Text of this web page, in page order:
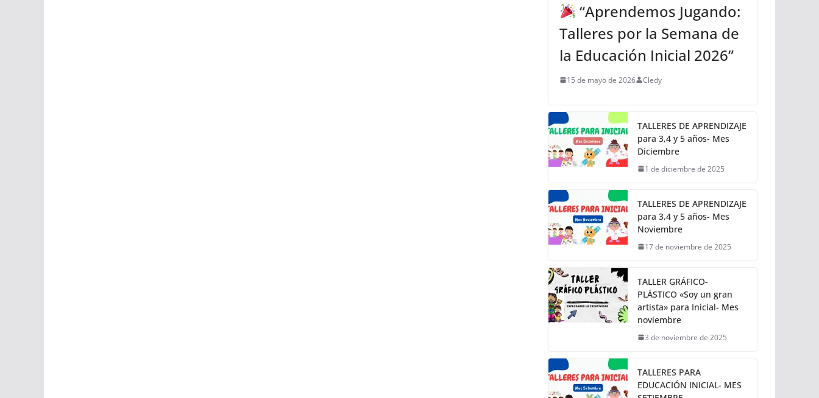
“Aprendemos Jugando:
Talleres por la Semana de
la Educación Inicial 2026”
15 de mayo de 2026 Cledy
TALLERES DE APRENDIZAJE
para 3,4 y 5 años- Mes
Diciembre
1 de diciembre de 2025
TALLERES DE APRENDIZAJE
para 3,4 y 5 años- Mes
Noviembre
17 de noviembre de 2025
TALLER GRÁFICO-
PLÁSTICO «Soy un gran
artista» para Inicial- Mes
noviembre
3 de noviembre de 2025
TALLERES PARA
EDUCACIÓN INICIAL- MES